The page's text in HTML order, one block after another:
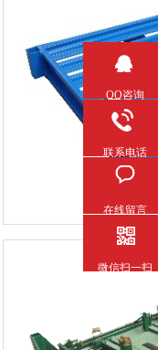
QQ咨询
联系电话
在线留言
微信扫一扫